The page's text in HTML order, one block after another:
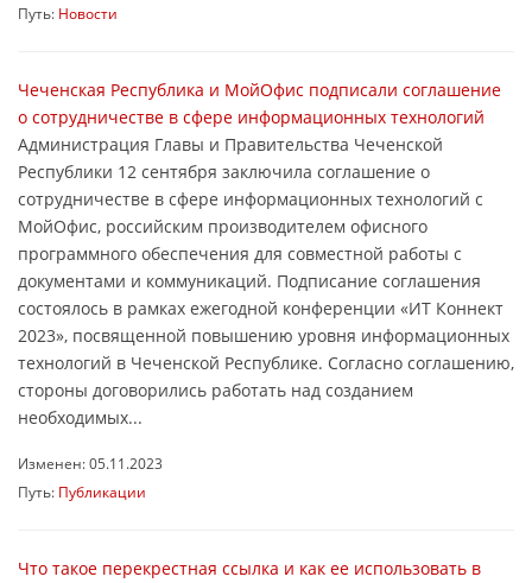
Путь: Новости
Чеченская Республика и МойОфис подписали соглашение
о сотрудничестве в сфере информационных технологий
Администрация Главы и Правительства Чеченской
Республики 12 сентября заключила соглашение о
сотрудничестве в сфере информационных технологий с
МойОфис, российским производителем офисного
программного обеспечения для совместной работы с
документами и коммуникаций. Подписание соглашения
состоялось в рамках ежегодной конференции «ИТ Коннект
2023», посвященной повышению уровня информационных
технологий в Чеченской Республике. Согласно соглашению,
стороны договорились работать над созданием
необходимых...
Изменен: 05.11.2023
Путь: Публикации
Что такое перекрестная ссылка и как ее использовать в